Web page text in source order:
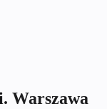
Warszawa